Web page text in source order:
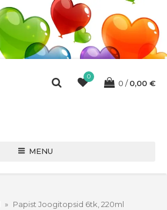
0
0 0,00 €
MENU
» Papist Joogitopsid 6tk, 220ml